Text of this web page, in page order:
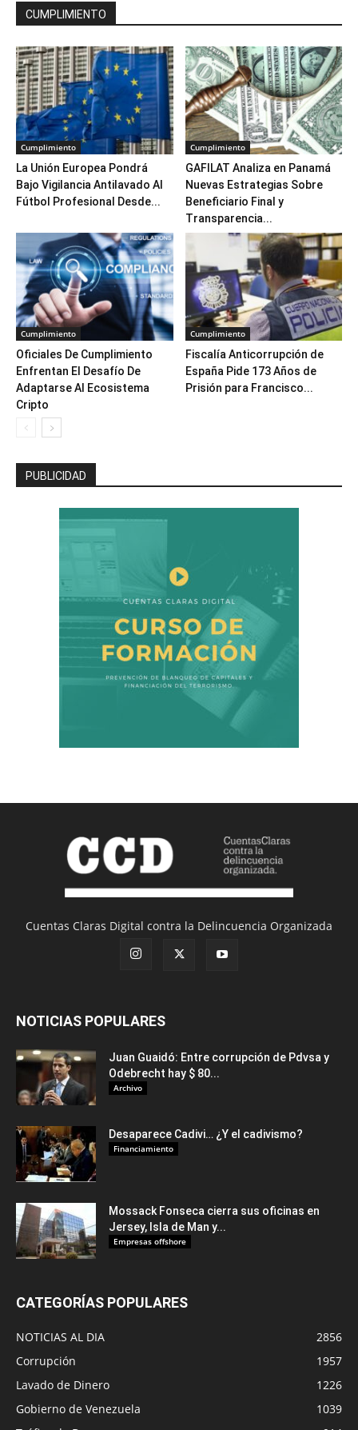
CUMPLIMIENTO
Cumplimiento
La Unión Europea Pondrá
Bajo Vigilancia Antilavado Al
Fútbol Profesional Desde...
Cumplimiento
GAFILAT Analiza en Panamá
Nuevas Estrategias Sobre
Beneficiario Final y
Transparencia...
Cumplimiento
Oficiales De Cumplimiento
Enfrentan El Desafío De
Adaptarse Al Ecosistema
Cripto
Cumplimiento
Fiscalía Anticorrupción de
España Pide 173 Años de
Prisión para Francisco...
PUBLICIDAD
Cuentas Claras Digital contra la Delincuencia Organizada
NOTICIAS POPULARES
Juan Guaidó: Entre corrupción de Pdvsa y
Odebrecht hay $ 80...
Archivo
Desaparece Cadivi… ¿Y el cadivismo?
Financiamiento
Mossack Fonseca cierra sus oficinas en
Jersey, Isla de Man y...
Empresas offshore
CATEGORÍAS POPULARES
NOTICIAS AL DIA
2856
Corrupción
1957
Lavado de Dinero
1226
Gobierno de Venezuela
1039